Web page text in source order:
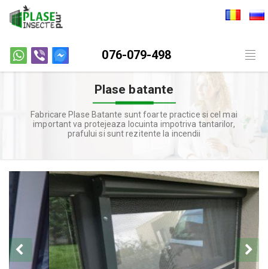
076-079-498
Plase batante
Fabricare Plase Batante sunt foarte practice si cel mai
important va protejeaza locuinta impotriva tantarilor,
prafului si sunt rezitente la incendii
Previous